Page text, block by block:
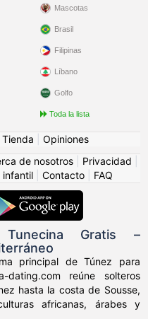
Mascotas
Brasil
Filipinas
Líbano
Golfo
Toda la lista
Tienda
Opiniones
de nosotros Privacidad
infantil Contacto FAQ
Gratis –
principal de Túnez para
dating.com reúne solteros
hasta la costa de Sousse,
africanas, árabes y